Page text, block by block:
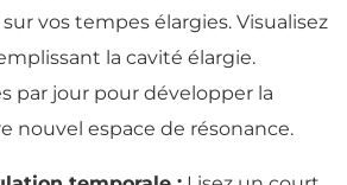
vos tempes élargies. Visualisez
la cavité élargie.
par jour pour développer la
nouvel espace de résonance.